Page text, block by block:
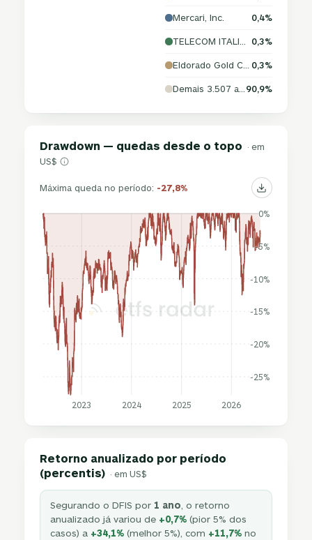
Mercari, Inc. 0,4%
0,3%
0,3%
90,9%
Drawdown — quedas desde o topo · em
US$
Máxima queda no período: -27,8%
-25%
-20%
-15%
-10%
-5%
0%
2023 2024 2025 2026
Retorno anualizado por período
(percentis) · em US$
Segurando o DFIS por 1 ano , o retorno
anualizado já variou de +0,7% (pior 5% dos
casos) a +34,1% (melhor 5%), com +11,7% no